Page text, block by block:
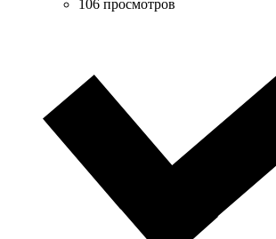
106 просмотров